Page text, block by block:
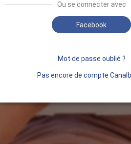
Ou se connecter avec
Facebook
Mot de passe oublié ?
Pas encore de compte